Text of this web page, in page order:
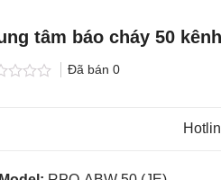
tâm báo cháy 50
Đã bán 0